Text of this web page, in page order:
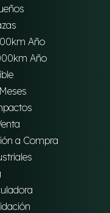
Año
Año
a Compra